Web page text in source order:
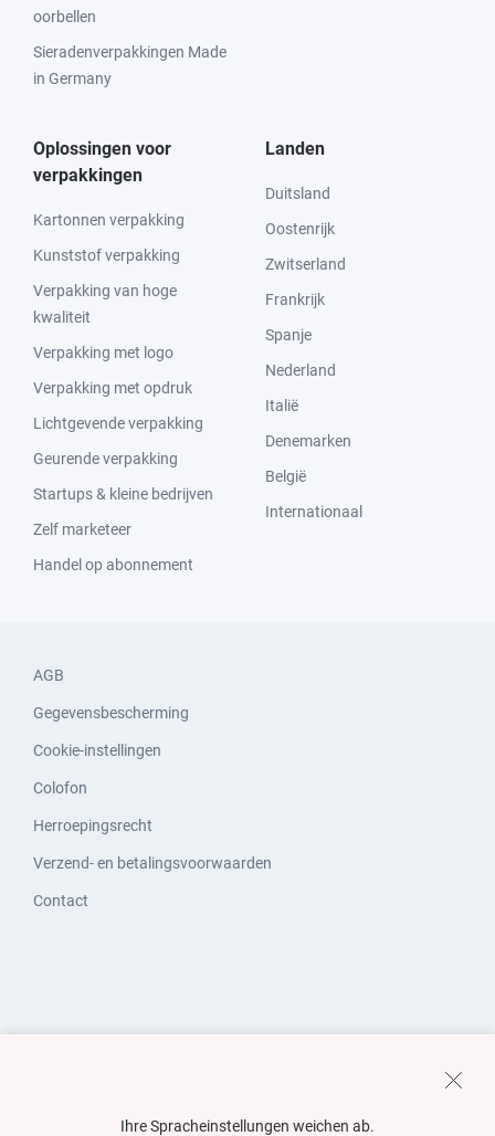
oorbellen
Sieradenverpakkingen Made
in Germany
Oplossingen voor
verpakkingen
Kartonnen verpakking
Kunststof verpakking
Verpakking van hoge
kwaliteit
Verpakking met logo
Verpakking met opdruk
Lichtgevende verpakking
Geurende verpakking
Startups & kleine bedrijven
Zelf marketeer
Handel op abonnement
Landen
Duitsland
Oostenrijk
Zwitserland
Frankrijk
Spanje
Nederland
Italië
Denemarken
België
Internationaal
AGB
Gegevensbescherming
Cookie-instellingen
Colofon
Herroepingsrecht
Verzend- en betalingsvoorwaarden
Contact
Ihre Spracheinstellungen weichen ab.